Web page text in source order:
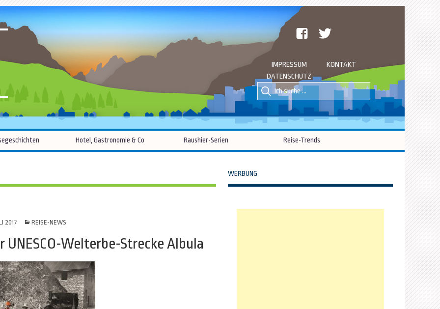
facebook
IMPRESSUM
KONTAKT
DATENSCHUTZ
Suche
nach::
Suche
nach:
Hotel, Gastronomie & Co Raushier-Serien Reise-Trends
2017 REISE-NEWS
Welterbe-Strecke Albula
WERBUNG